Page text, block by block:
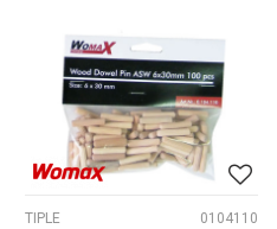
TIPLE 0104110